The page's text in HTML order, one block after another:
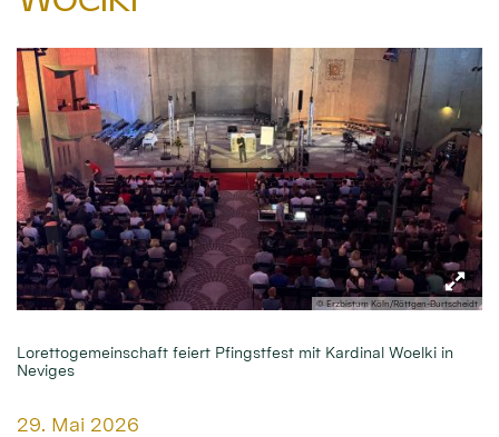
© Erzbistum Köln/Röttgen-Burtscheidt
Lorettogemeinschaft feiert Pfingstfest mit Kardinal Woelki in
Neviges
Datum:
29. Mai 2026